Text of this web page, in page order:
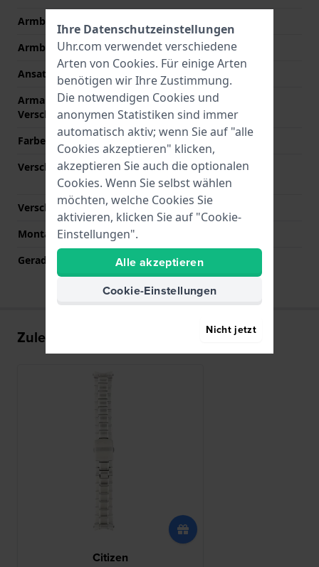
Armband Typ
Armbandbreite
22 mm
Ansatzbreite
22 mm
Armandbreite am
Verschluß
20 mm
Farbe des Armbands
Silber
Verschlusstyp
Faltschließe mit
Druckknöpfen
Verschlussfarbe
Silber
Montagetyp
Gerade Bandhalterung
Nein
Zuletzt angesehen
Citizen
Ihre Datenschutzeinstellungen
Uhr.com verwendet verschiedene
Arten von Cookies. Für einige Arten
benötigen wir Ihre Zustimmung.
Die notwendigen Cookies und
anonymen Statistiken sind immer
automatisch aktiv; wenn Sie auf "alle
Cookies akzeptieren" klicken,
akzeptieren Sie auch die optionalen
Cookies. Wenn Sie selbst wählen
möchten, welche Cookies Sie
aktivieren, klicken Sie auf "Cookie-
Einstellungen".
Alle akzeptieren
Cookie-Einstellungen
Nicht jetzt